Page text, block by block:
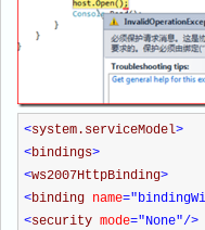
<system.serviceModel>
<bindings>
<ws2007HttpBinding>
<binding name
<security mode="None"/>